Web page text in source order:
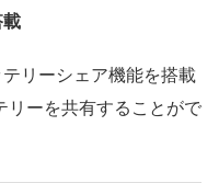
載
リーシェア機能を搭載
リーを共有することがで